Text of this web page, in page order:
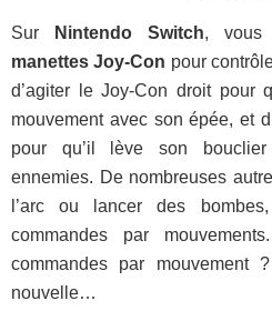
Sur Nintendo Switch, vous
manettes Joy-Con pour
d’agiter le Joy-Con droit pour
mouvement avec son épée, et
pour qu’il lève son
ennemies. De nombreuses
l’arc ou lancer des
commandes par
commandes par mouvement
nouvelle…